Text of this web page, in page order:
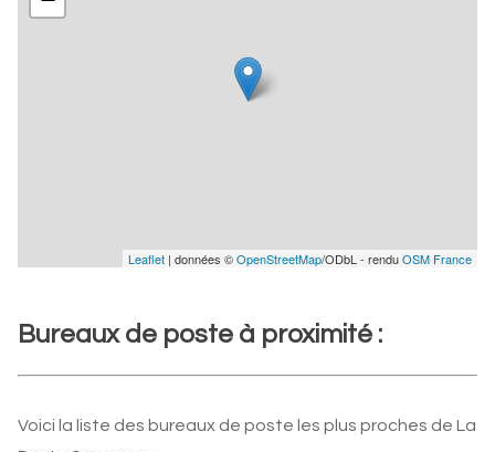
Leaflet | données ©OpenStreetMap/ODbL - renduOSM France
Bureaux de poste à proximité :
Voici la liste des bureaux de poste les plus proches de La